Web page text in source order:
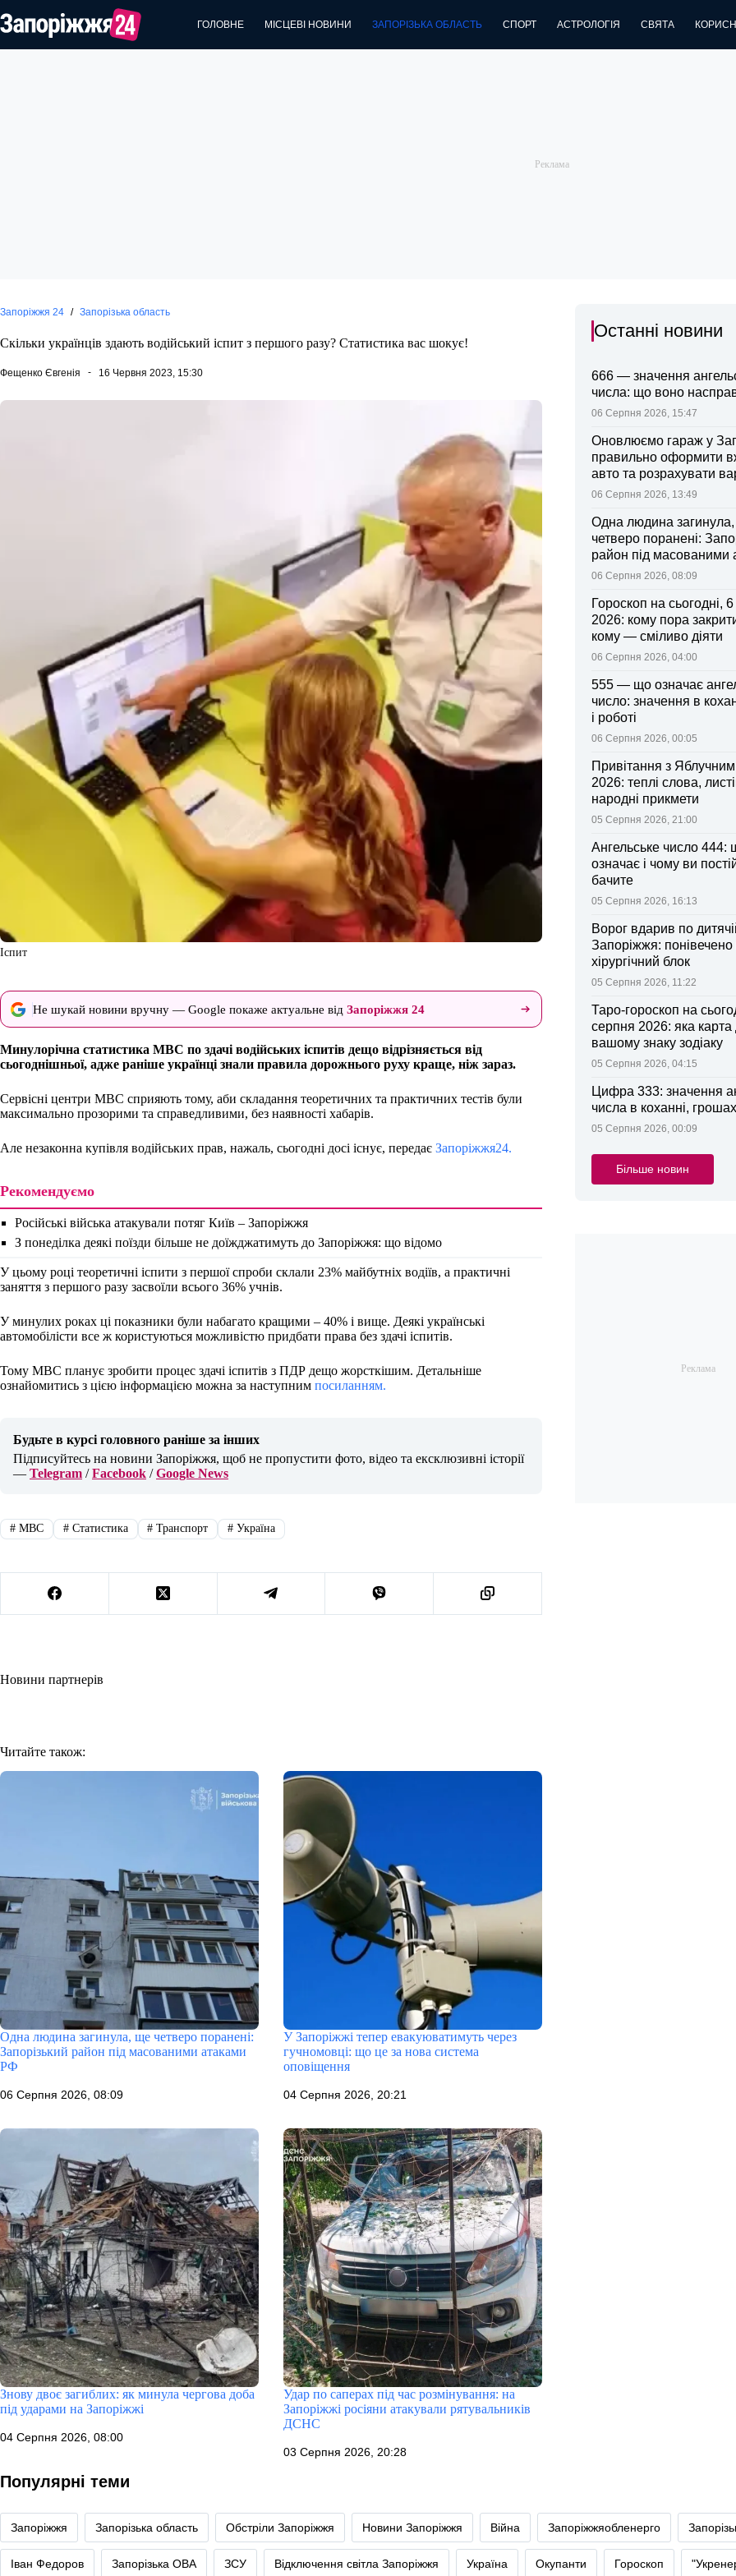
до
вмісту
ГОЛОВНЕ МІСЦЕВІ НОВИНИ ЗАПОРІЗЬКА ОБЛАСТЬ СПОРТ АСТРОЛОГІЯ СВЯТА
Запоріжжя 24 / Запорізька область
Скільки українців здають водійський іспит з першого разу? Статистика вас шокує!
Фещенко Євгенія 16 Червня 2023, 15:30
Іспит
Не шукай новини вручну — Google покаже актуальне від Запоріжжя 24
Минулорічна статистика МВС по здачі водійських іспитів дещо відрізняється від
сьогоднішньої, адже раніше українці знали правила дорожнього руху краще, ніж зараз.
Сервісні центри МВС сприяють тому, аби складання теоретичних та практичних тестів були
максимально прозорими та справедливими, без наявності хабарів.
Але незаконна купівля водійських прав, нажаль, сьогодні досі існує, передає Запоріжжя24.
Рекомендуємо
Російські війська атакували потяг Київ – Запоріжжя
З понеділка деякі поїзди більше не доїжджатимуть до Запоріжжя: що відомо
У цьому році теоретичні іспити з першої спроби склали 23% майбутніх водіїв, а практичні
заняття з першого разу засвоїли всього 36% учнів.
У минулих роках ці показники були набагато кращими – 40% і вище. Деякі українські
автомобілісти все ж користуються можливістю придбати права без здачі іспитів.
Тому МВС планує зробити процес здачі іспитів з ПДР дещо жорсткішим. Детальніше
ознайомитись з цією інформацією можна за наступним посиланням.
Будьте в курсі головного раніше за інших
Підписуйтесь на новини Запоріжжя, щоб не пропустити фото, відео та ексклюзивні історії
— Telegram /Facebook /Google News
#МВС #Статистика # Транспорт # Україна
Новини партнерів
Читайте також:
Одна людина загинула, ще четверо поранені:
Запорізький район під масованими атаками
РФ
06 Серпня 2026, 08:09
У Запоріжжі тепер евакуюватимуть через
гучномовці: що це за нова система
оповіщення
04 Серпня 2026, 20:21
Знову двоє загиблих: як минула чергова доба
під ударами на Запоріжжі
04 Серпня 2026, 08:00
Удар по саперах під час розмінування: на
Запоріжжі росіяни атакували рятувальників
ДСНС
03 Серпня 2026, 20:28
Останні новини
666 — значення
числа: що воно
06 Серпня 2026, 15:47
Оновлюємо гараж у
правильно оформити
авто та розрахувати
поліса
06 Серпня 2026, 13:49
Одна людина
четверо поранені:
район під масованими
06 Серпня 2026, 08:09
Гороскоп на сьогодні,
2026: кому пора
кому — сміливо діяти
06 Серпня 2026, 04:00
555 — що означає
число: значення в
і роботі
06 Серпня 2026, 00:05
Привітання з
2026: теплі слова,
народні прикмети
05 Серпня 2026, 21:00
Ангельське число 444:
означає і чому ви
бачите
05 Серпня 2026, 16:13
Ворог вдарив по
Запоріжжя: понівечено
хірургічний блок
05 Серпня 2026, 11:22
Таро-гороскоп на
серпня 2026: яка
вашому знаку зодіаку
05 Серпня 2026, 04:15
Цифра 333: значення
числа в коханні, грошах
05 Серпня 2026, 00:09
Більше новин
Популярні теми
Запоріжжя Запорізька область Обстріли Запоріжжя Новини Запоріжжя Війна Запоріжжяобленерго
Іван Федоров Запорізька ОВА ЗСУ Відключення світла Запоріжжя Україна Окупанти Гороскоп